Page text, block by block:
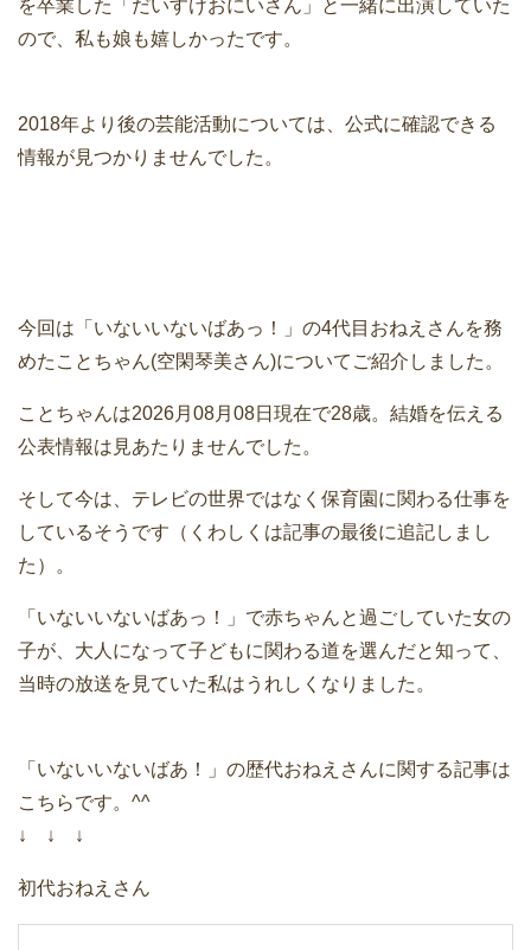
を卒業した「だいすけおにいさん」と一緒に出演していた
ので、私も娘も嬉しかったです。
2018年より後の芸能活動については、公式に確認できる
情報が見つかりませんでした。
今回は「いないいないばあっ！」の4代目おねえさんを務
めたことちゃん(空閑琴美さん)についてご紹介しました。
ことちゃんは2026月08月08日現在で28歳。結婚を伝える
公表情報は見あたりませんでした。
そして今は、テレビの世界ではなく保育園に関わる仕事を
しているそうです（くわしくは記事の最後に追記しまし
た）。
「いないいないばあっ！」で赤ちゃんと過ごしていた女の
子が、大人になって子どもに関わる道を選んだと知って、
当時の放送を見ていた私はうれしくなりました。
「いないいないばあ！」の歴代おねえさんに関する記事は
こちらです。^^
↓ ↓ ↓
初代おねえさん